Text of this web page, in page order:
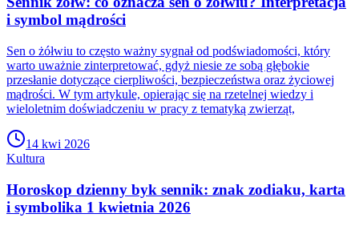
i symbol mądrości
Sen o żółwiu to często ważny sygnał od podświadomości, który
warto uważnie zinterpretować, gdyż niesie ze sobą głębokie
przesłanie dotyczące cierpliwości, bezpieczeństwa oraz życiowej
mądrości. W tym artykule, opierając się na rzetelnej wiedzy i
wieloletnim doświadczeniu w pracy z tematyką zwierząt,
14 kwi 2026
Kultura
Horoskop dzienny byk sennik: znak zodiaku, karta
i symbolika 1 kwietnia 2026